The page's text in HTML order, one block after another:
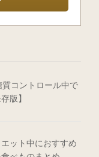
コントロール中で
版】
ット中におすすめ